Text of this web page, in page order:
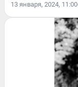
13 января, 2024, 11:00